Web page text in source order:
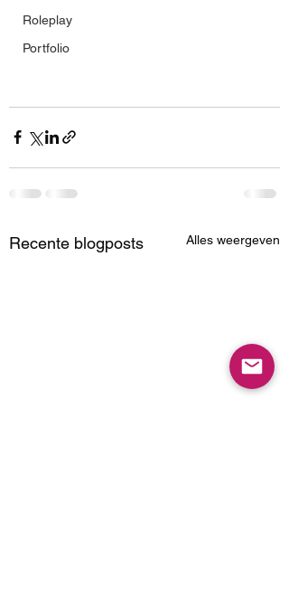
Roleplay
Portfolio
Recente blogposts Alles weergeven